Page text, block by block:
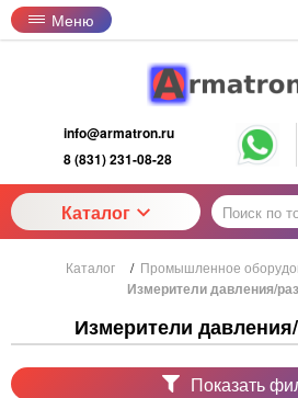
Меню
info@armatron.ru
8 (831) 231-08-28
Каталог
Каталог / Промышленное
Измерители давления/
Измерители
Показать